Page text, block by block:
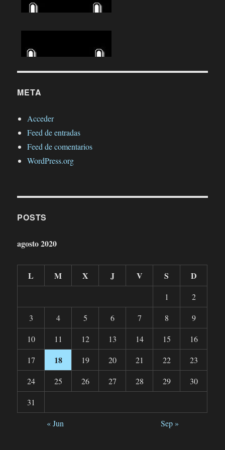
META
Acceder
Feed de entradas
Feed de comentarios
WordPress.org
POSTS
agosto 2020
L M X J V S D
1
2
3
4 5 6 7 8
9
10
11 12 13 14 15
16
17
18 19 20 21 22
23
24
25 26 27 28 29
30
31
« Jun
Sep »